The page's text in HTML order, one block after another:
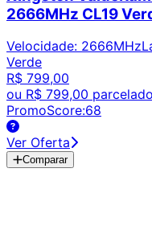
2666MHz CL19
Velocidade: 2666MHz
Verde
R$ 799,00
ou R$ 799,00 parcelado
PromoScore:68
Ver Oferta
Comparar